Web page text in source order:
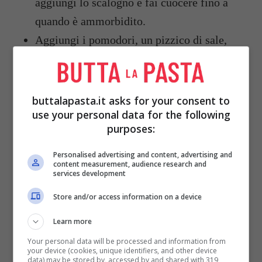
quando è ammorbidito.
Aggiungi i pomodori, un pizzico di sale,
e capperi. Cuoci per 5 minuti.
Scarta il pesce dalla pellicola e ponilo a
grigliare (o mettilo su una bistecchiera)
per circa 3 minuti per lato.
Trasferisci in un piatto, bagna il pesce con
il limone ecopri con il sughetto ai
pomodori
Cospargi con il prezzemolo (
preferisci con altre erbe aromatiche
servi.
buttalapasta.it asks for your consent to
use your personal data for the following
purposes:
Personalised advertising and content, advertising and
content measurement, audience research and
services development
Store and/or access information on a device
Learn more
Your personal data will be processed and information from
your device (cookies, unique identifiers, and other device
data) may be stored by, accessed by and shared with 319